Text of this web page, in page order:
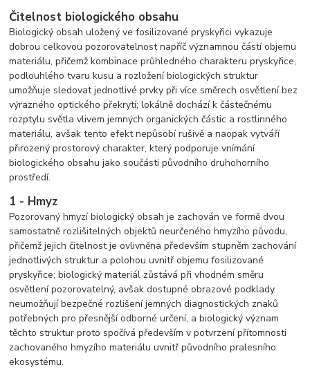
Čitelnost biologického obsahu
Biologický obsah uložený ve fosilizované pryskyřici vykazuje
dobrou celkovou pozorovatelnost napříč významnou částí objemu
materiálu, přičemž kombinace průhledného charakteru pryskyřice,
podlouhlého tvaru kusu a rozložení biologických struktur
umožňuje sledovat jednotlivé prvky při více směrech osvětlení bez
výrazného optického překrytí; lokálně dochází k částečnému
rozptylu světla vlivem jemných organických částic a rostlinného
materiálu, avšak tento efekt nepůsobí rušivě a naopak vytváří
přirozený prostorový charakter, který podporuje vnímání
biologického obsahu jako součásti původního druhohorního
prostředí.
1 - Hmyz
Pozorovaný hmyzí biologický obsah je zachován ve formě dvou
samostatně rozlišitelných objektů neurčeného hmyzího původu,
přičemž jejich čitelnost je ovlivněna především stupněm zachování
jednotlivých struktur a polohou uvnitř objemu fosilizované
pryskyřice; biologický materiál zůstává při vhodném směru
osvětlení pozorovatelný, avšak dostupné obrazové podklady
neumožňují bezpečné rozlišení jemných diagnostických znaků
potřebných pro přesnější odborné určení, a biologický význam
těchto struktur proto spočívá především v potvrzení přítomnosti
zachovaného hmyzího materiálu uvnitř původního pralesního
ekosystému.